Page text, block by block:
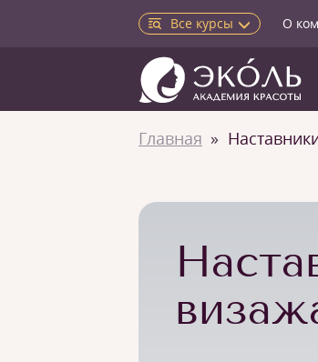
Все курсы О
Главная